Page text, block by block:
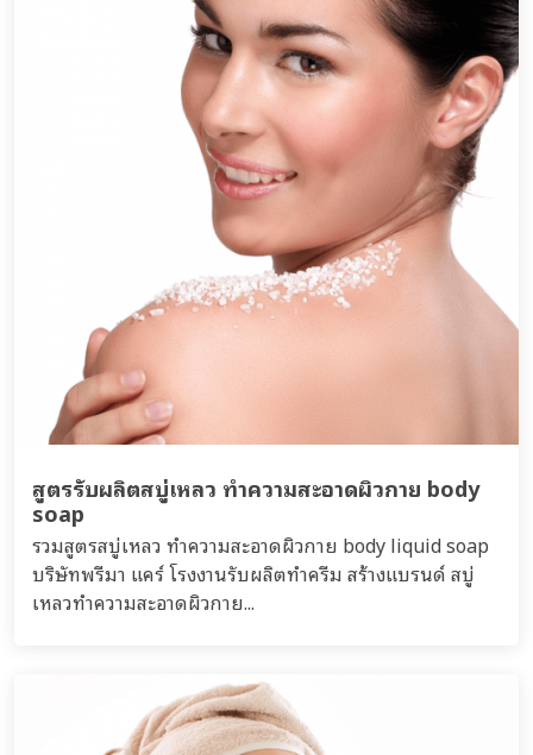
สูตรรับผลิตสบู่เหลว ทำความสะอาดผิวกาย body
soap
รวมสูตรสบู่เหลว ทำความสะอาดผิวกาย body liquid soap
บริษัทพรีมา แคร์ โรงงานรับผลิตทำครีม สร้างแบรนด์ สบู่
เหลวทำความสะอาดผิวกาย...